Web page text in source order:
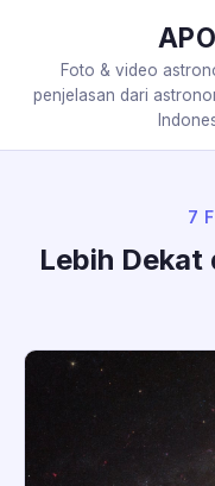
Foto & video
penjelasan dari
7
Lebih Dekat